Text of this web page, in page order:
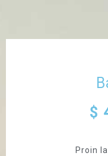
$
Proin